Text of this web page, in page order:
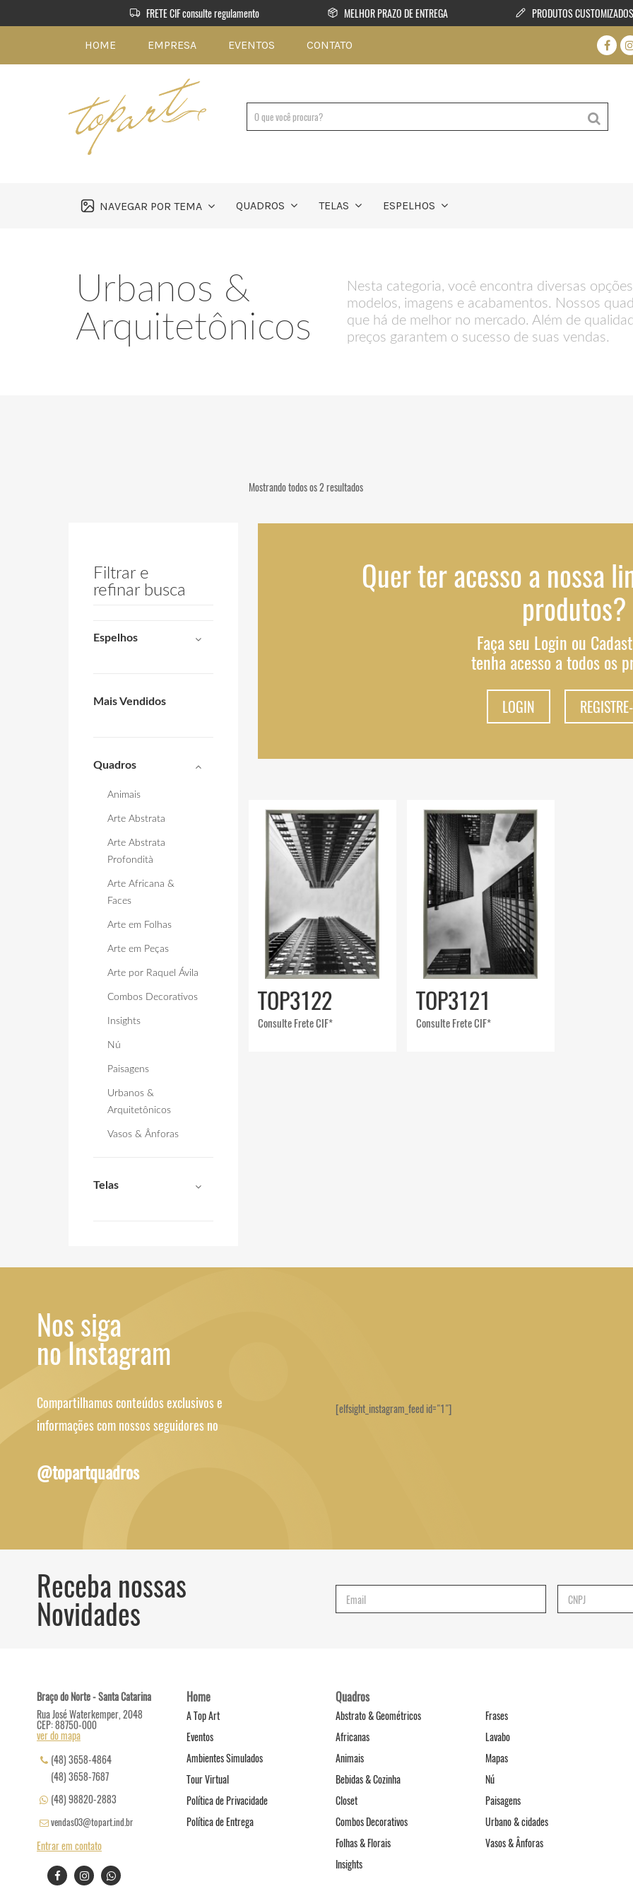
FRETE CIF consulte regulamento MELHOR PRAZO DE ENTREGA PRODUTOS CUSTOMIZADOS
HOME EMPRESA EVENTOS CONTATO
NAVEGAR POR TEMA QUADROS TELAS ESPELHOS
Urbanos &
Arquitetônicos
Nesta categoria, você encontra diversas
modelos, imagens e acabamentos. Nossos
que há de melhor no mercado. Além de
preços garantem o sucesso de suas vendas.
Mostrando todos os 2 resultados
Quer ter acesso a nossa
produtos?
Faça seu Login ou
tenha acesso a todos os
LOGIN
TOP3122
Consulte Frete CIF*
TOP3121
Consulte Frete CIF*
Filtrar e
refinar busca
Espelhos
Mais Vendidos
Quadros
Animais
Arte Abstrata
Arte Abstrata
Profondità
Arte Africana &
Faces
Arte em Folhas
Arte em Peças
Arte por Raquel Ávila
Combos Decorativos
Insights
Nú
Paisagens
Urbanos &
Arquitetônicos
Vasos & Ânforas
Telas
Nos siga
no Instagram
Compartilhamos conteúdos exclusivos e
informações com nossos seguidores no
@topartquadros
[elfsight_instagram_feed id="1"]
Receba nossas
Novidades
Braço do Norte - Santa Catarina
Rua José Waterkemper, 2048
CEP: 88750-000
ver do mapa
(48) 3658-4864
(48) 3658-7687
(48) 98820-2883
vendas03@topart.ind.br
Entrar em contato
Home
A Top Art
Eventos
Ambientes Simulados
Tour Virtual
Política de Privacidade
Política de Entrega
Quadros
Abstrato & Geométricos
Africanas
Animais
Bebidas & Cozinha
Closet
Combos Decorativos
Folhas & Florais
Insights
Frases
Lavabo
Mapas
Nú
Paisagens
Urbano & cidades
Vasos & Ânforas